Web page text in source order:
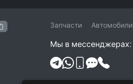
Запчасти Автомобили
Мы в мессенджерах: